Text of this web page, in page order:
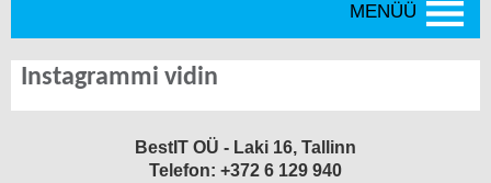
MENÜÜ
Instagrammi vidin
BestIT OÜ - Laki 16, Tallinn
Telefon: +372 6 129 940